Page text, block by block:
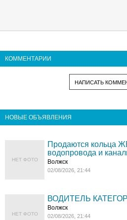
КОММЕНТАРИИ
НАПИСАТЬ
НОВЫЕ ОБЪЯВЛЕНИЯ
НЕТ ФОТО
Продаются кольца
водопровода и
Волжск
02/08/2026, 21:44
НЕТ ФОТО
ВОДИТЕЛЬ
Волжск
02/08/2026, 21:44